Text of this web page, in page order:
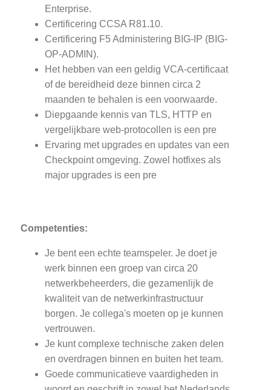
Enterprise.
Certificering CCSA R81.10.
Certificering F5 Administering BIG-IP (BIG-
OP-ADMIN).
Het hebben van een geldig VCA-certificaat
of de bereidheid deze binnen circa 2
maanden te behalen is een voorwaarde.
Diepgaande kennis van TLS, HTTP en
vergelijkbare web-protocollen is een pre
Ervaring met upgrades en updates van een
Checkpoint omgeving. Zowel hotfixes als
major upgrades is een pre
Competenties:
Je bent een echte teamspeler. Je doet je
werk binnen een groep van circa 20
netwerkbeheerders, die gezamenlijk de
kwaliteit van de netwerkinfrastructuur
borgen. Je collega's moeten op je kunnen
vertrouwen.
Je kunt complexe technische zaken delen
en overdragen binnen en buiten het team.
Goede communicatieve vaardigheden in